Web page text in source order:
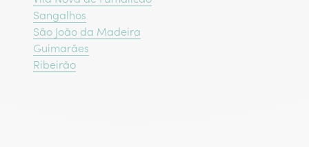
Sangalhos
São João da Madeira
Guimarães
Ribeirão